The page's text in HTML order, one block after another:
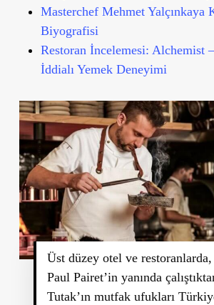
Masterchef Mehmet Yalçınkaya
Biyografisi
Restoran İncelemesi: Alchemist
İddialı Yemek Deneyimi
Üst düzey otel ve
Paul Pairet’in yanında
Tutak’ın mutfak ufukları